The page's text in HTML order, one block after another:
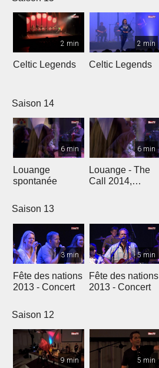
2 min
Celtic Legends
2 min
Celtic Legends
Saison 14
6 min
Louange
spontanée
6 min
Louange - The
Call 2014,
Saison 13
3 min
Fête des nations
2013 - Concert
5 min
Fête des nations
2013 - Concert
Saison 12
9 min 5 min